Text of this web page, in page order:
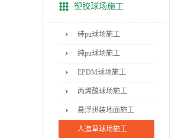
塑胶球场施工
硅pu球场施工
纯pu球场施工
EPDM球场施工
丙烯酸球场施工
悬浮拼装地面施工
人造草球场施工